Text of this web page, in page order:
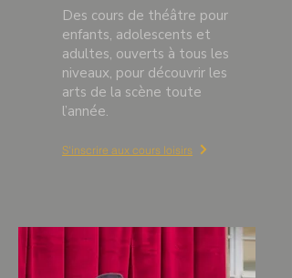
Des cours de théâtre pour
enfants, adolescents et
adultes, ouverts à tous les
niveaux, pour découvrir les
arts de la scène toute
l’année.
S'inscrire aux cours loisirs